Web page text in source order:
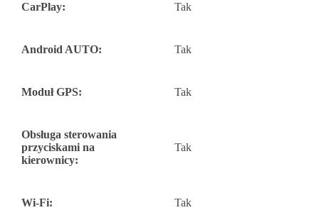
CarPlay: Tak
Android AUTO: Tak
Moduł GPS: Tak
Obsługa sterowania
przyciskami na
kierownicy:
Tak
Wi-Fi: Tak